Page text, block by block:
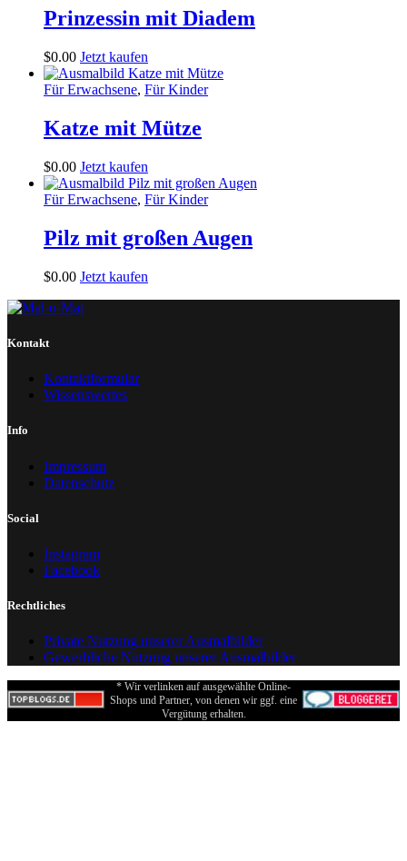
Prinzessin mit Diadem
$0.00 Jetzt kaufen
Für Erwachsene, Für Kinder
Katze mit Mütze
$0.00 Jetzt kaufen
Für Erwachsene, Für Kinder
Pilz mit großen Augen
$0.00 Jetzt kaufen
Kontakt
Kontaktformular
Wissenswertes
Info
Impressum
Datenschutz
Social
Instagram
Facebook
Rechtliches
Private Nutzung unserer Ausmalbilder
Gewerbliche Nutzung unserer Ausmalbilder
* Wir verlinken auf ausgewählte Online-
Shops und Partner, von denen wir ggf. eine
Vergütung erhalten.